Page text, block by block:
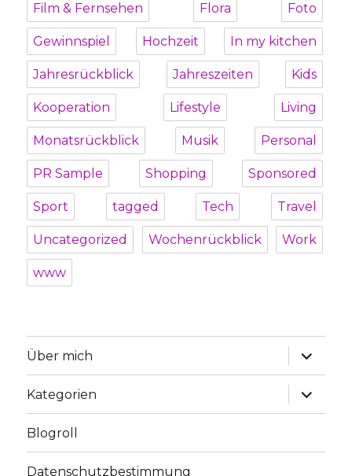
Film & Fernsehen Flora Foto
Gewinnspiel Hochzeit In my kitchen
Jahresrückblick Jahreszeiten Kids
Kooperation Lifestyle Living
Monatsrückblick Musik Personal
PR Sample Shopping Sponsored
Sport tagged Tech Travel
Uncategorized Wochenrückblick Work
www
Über mich
öffnen
Kategorien
öffnen
Blogroll
Datenschutzbestimmung